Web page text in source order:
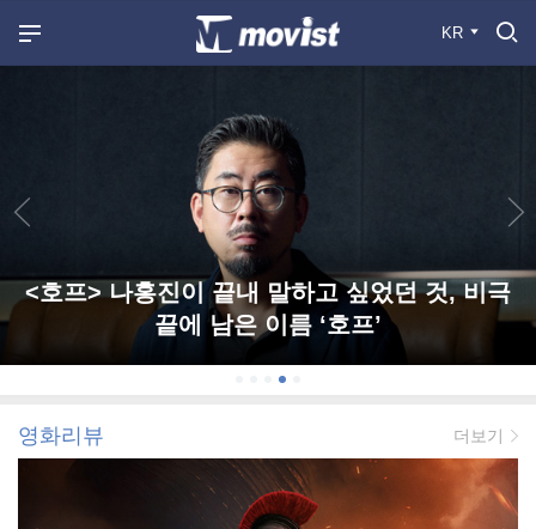
KR
<호프> 나홍진이 끝내 말하고 싶었던 것, 비극
끝에 남은 이름 ‘호프’
영화리뷰 더보기